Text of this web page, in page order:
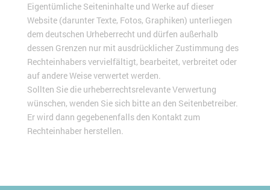
Eigentümliche Seiteninhalte und Werke auf dieser
Website (darunter Texte, Fotos, Graphiken) unterliegen
dem deutschen Urheberrecht und dürfen außerhalb
dessen Grenzen nur mit ausdrücklicher Zustimmung des
Rechteinhabers vervielfältigt, bearbeitet, verbreitet oder
auf andere Weise verwertet werden.
Sollten Sie die urheberrechtsrelevante Verwertung
wünschen, wenden Sie sich bitte an den Seitenbetreiber.
Er wird dann gegebenenfalls den Kontakt zum
Rechteinhaber herstellen.